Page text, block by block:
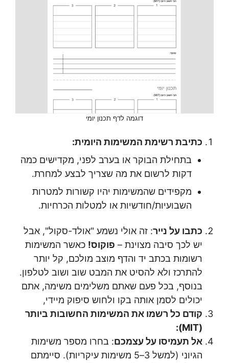
דוגמה לדף תכנון יומי
כתיבת רשימת המשימות היומית:
בתחילת הבוקר או בערב לפני, מקדישים כמה
דקות לרשום את מה שצריך לבצע למחרת.
מקפידים שהמשימות יהיו קשורות למטרות
השבועיות/חודשיות או למטלות הכרחיות.
כתבו על נייר: זה אולי נשמע "אולד-סקול", אבל
יש לכך סיבה מצוינת – פוקוס! כאשר המשימות
רשומות בכתב יד והדף מוצב מולכם, קל יותר
להתרכז ולא להסיט את המבט שוב ושוב לטלפון.
בנוסף, בכל פעם שאתם משלימים משימה, אתם
יכולים לסמן אותה בקו ולחוש סיפוק מיידי,
קודם כל רשמו את המשימות החשובות ביותר
(MIT):
אל תעמיסו על עצמכם: בחרו מספר משימות
הגיוני (למשל 3–5 משימות עיקריות). סיימתם